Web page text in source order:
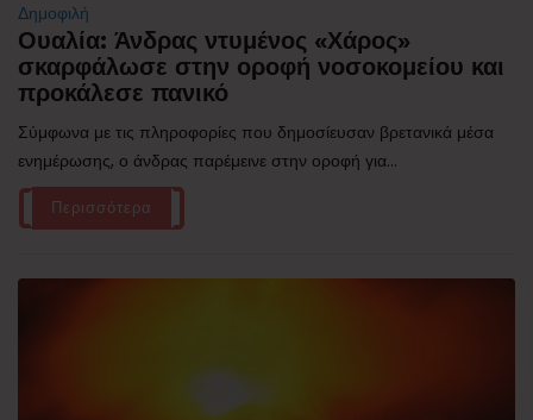
Δημοφιλή
Ουαλία: Άνδρας ντυμένος «Χάρος»
σκαρφάλωσε στην οροφή νοσοκομείου και
προκάλεσε πανικό
Σύμφωνα με τις πληροφορίες που δημοσίευσαν βρετανικά μέσα
ενημέρωσης, ο άνδρας παρέμεινε στην οροφή για...
Περισσότερα